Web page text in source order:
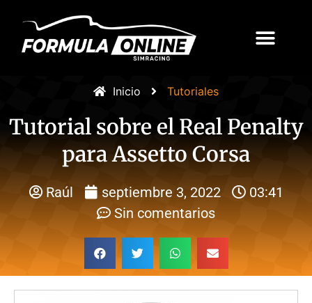
Inicio Tutoriales
Tutorial sobre el Real Penalty
para Assetto Corsa
Raúl septiembre 3, 2022
03:41
Sin comentarios